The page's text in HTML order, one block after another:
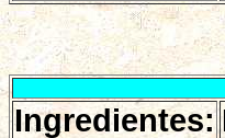
Ingredientes: